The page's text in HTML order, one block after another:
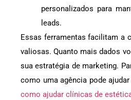
personalizados para
leads.
Essas ferramentas facilitam a
valiosas. Quanto mais dados
sua estratégia de marketing.
como uma agência pode
como ajudar clínicas de